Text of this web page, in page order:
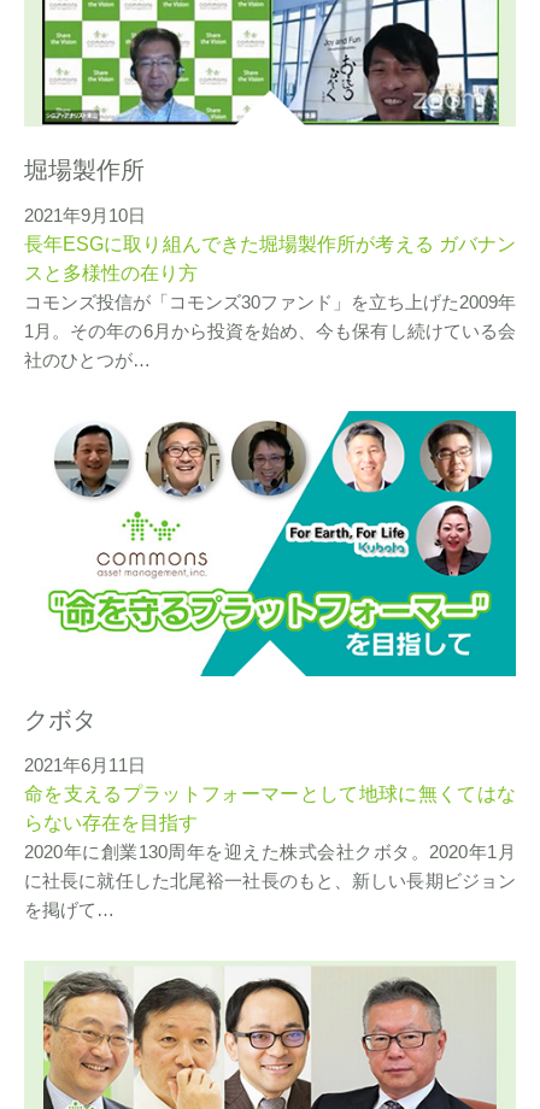
堀場製作所
2021年9月10日
長年ESGに取り組んできた堀場製作所が考える ガバナン
スと多様性の在り方
コモンズ投信が「コモンズ30ファンド」を立ち上げた2009年
1月。その年の6月から投資を始め、今も保有し続けている会
社のひとつが…
クボタ
2021年6月11日
命を支えるプラットフォーマーとして地球に無くてはな
らない存在を目指す
2020年に創業130周年を迎えた株式会社クボタ。2020年1月
に社長に就任した北尾裕一社長のもと、新しい長期ビジョン
を掲げて…